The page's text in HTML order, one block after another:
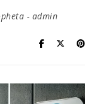
- admin